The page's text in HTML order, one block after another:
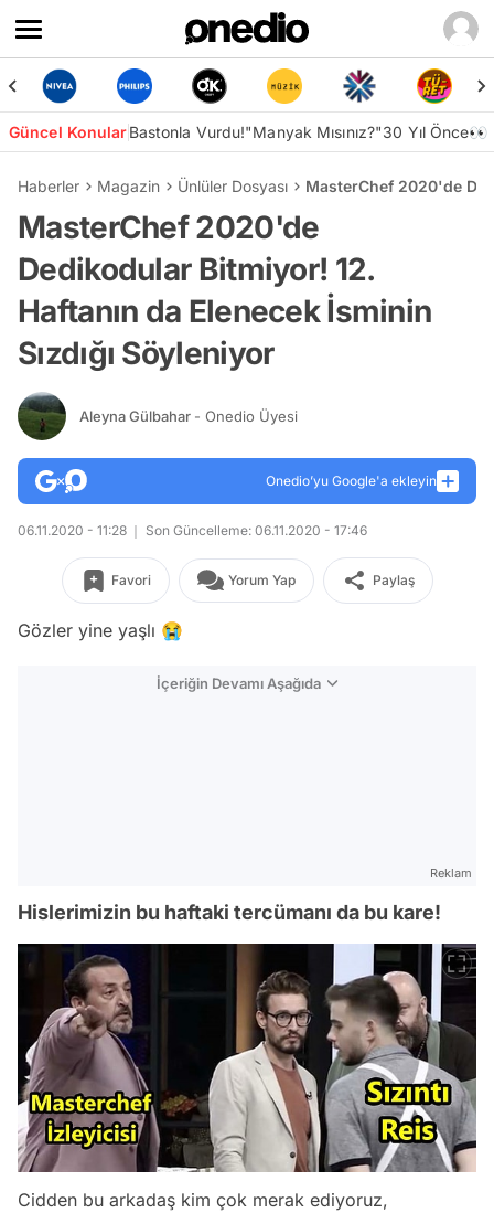
Güncel KonularBastonla Vurdu!"Manyak Mısınız?"30 Yıl Önce👀
Haberler Magazin Ünlüler Dosyası MasterChef 2020'de
MasterChef 2020'de
Dedikodular Bitmiyor! 12.
Haftanın da Elenecek İsminin
Sızdığı Söyleniyor
Aleyna Gülbahar - Onedio Üyesi
Onedio’yu Google'a ekleyin
06.11.2020 - 11:28 Son Güncelleme: 06.11.2020 - 17:46
Favori Yorum Yap Paylaş
Gözler yine yaşlı 😭
İçeriğin Devamı Aşağıda
Reklam
Hislerimizin bu haftaki tercümanı da bu kare!
Cidden bu arkadaş kim çok merak ediyoruz,